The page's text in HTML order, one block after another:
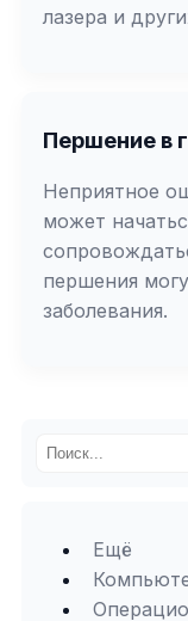
лазера и
Першение в
Неприятное
может
першения
заболевания.
Ещё